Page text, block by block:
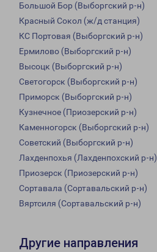
Большой Бор (Выборгский р-н)
Красный Сокол (ж/д станция)
КС Портовая (Выборгский р-н)
Ермилово (Выборгский р-н)
Высоцк (Выборгский р-н)
Светогорск (Выборгский р-н)
Приморск (Выборгский р-н)
Кузнечное (Приозерский р-н)
Каменногорск (Выборгский р-н)
Советский (Выборгский р-н)
Лахденпохья (Лахденпохский р-н)
Приозерск (Приозерский р-н)
Сортавала (Сортавальский р-н)
Вяртсиля (Сортавальский р-н)
Другие направления